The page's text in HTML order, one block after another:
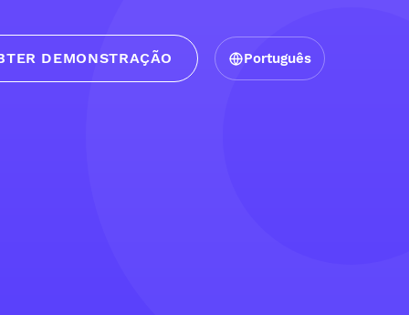
DEMONSTRAÇÃO Português